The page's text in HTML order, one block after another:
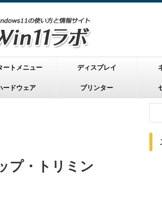
ートメニュー ディスプレイ
ードウェア プリンター
プ・トリミン